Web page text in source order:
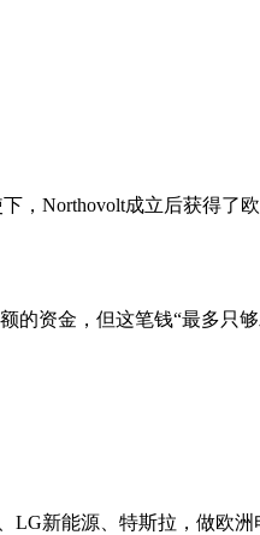
，Northovolt成立后获得了
的资金，但这笔钱“最多只
LG新能源、特斯拉，做欧